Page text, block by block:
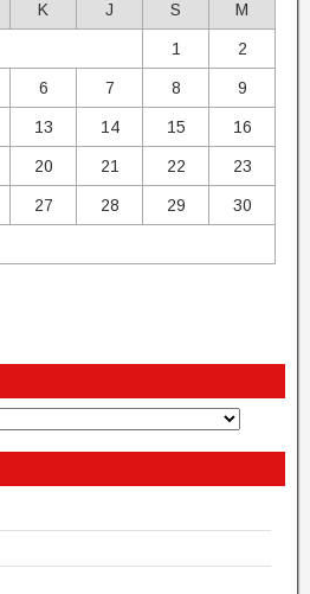
K J S M
1 2
6 7 8 9
13 14 15 16
20 21 22 23
27 28 29 30